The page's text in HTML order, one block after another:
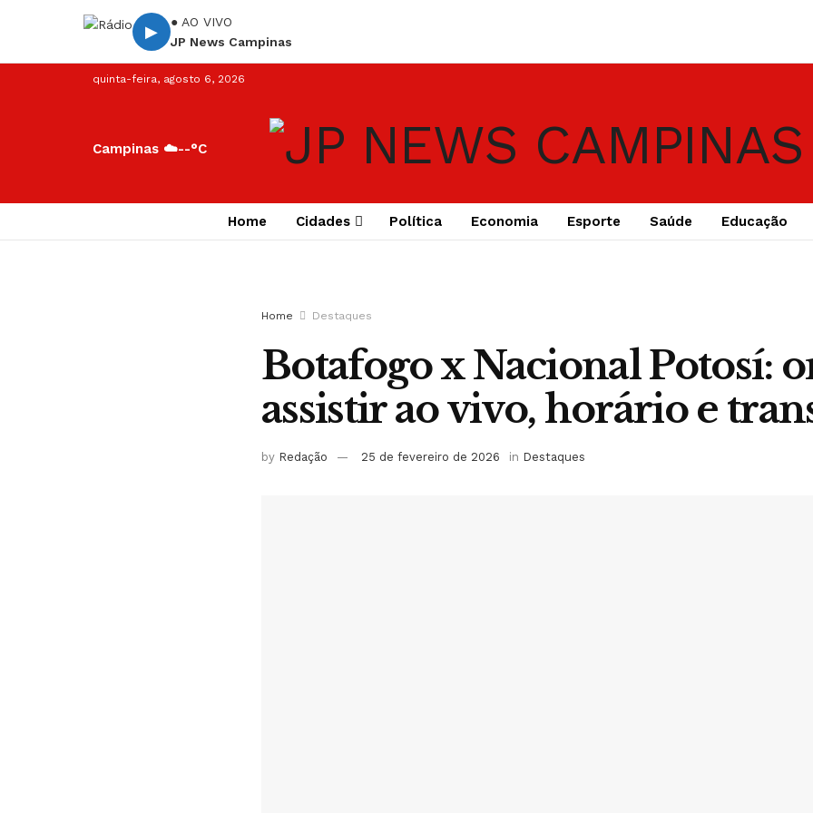
▶
● AO VIVO
JP News Campinas
quinta-feira, agosto 6, 2026
Campinas ☁️--°C
Home Cidades Política Economia Esporte Saúde Educação
Home Destaques
Botafogo x Nacional Potosí:
assistir ao vivo, horário e
by Redação 25 de fevereiro de 2026 in Destaques